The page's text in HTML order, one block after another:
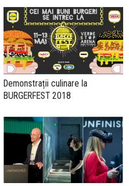
Demonstrații culinare la
BURGERFEST 2018